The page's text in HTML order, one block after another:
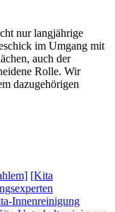
nur langjährige
im Umgang mit
auch der
Rolle. Wir
dazugehörigen
[Kita
Innenreinigung